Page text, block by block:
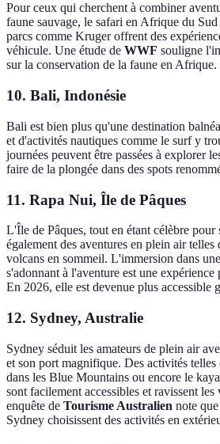
Pour ceux qui cherchent à combiner
faune sauvage, le safari en Afrique du
parcs comme Kruger offrent des
véhicule. Une étude de WWF souligne
sur la conservation de la faune en Afrique.
10. Bali, Indonésie
Bali est bien plus qu'une destination
et d'activités nautiques comme le surf y
journées peuvent être passées à explorer
faire de la plongée dans des spots
11. Rapa Nui, Île de Pâques
L'Île de Pâques, tout en étant célèbre pour
également des aventures en plein air telles
volcans en sommeil. L'immersion dans
s'adonnant à l'aventure est une expérience
En 2026, elle est devenue plus accessible
12. Sydney, Australie
Sydney séduit les amateurs de plein air
et son port magnifique. Des activités
dans les Blue Mountains ou encore le
sont facilement accessibles et ravissent
enquête de Tourisme Australien note
Sydney choisissent des activités en